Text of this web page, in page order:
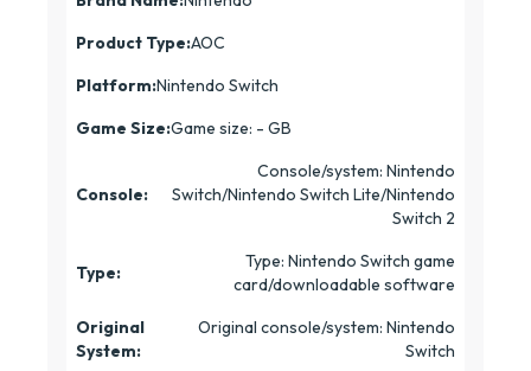
Product Type:AOC
Platform:Nintendo Switch
Game Size:Game size: - GB
Console:
Console/system: Nintendo
Switch/Nintendo Switch Lite/Nintendo
Switch 2
Type:
Type: Nintendo Switch game
card/downloadable software
Original
System:
Original console/system: Nintendo
Switch